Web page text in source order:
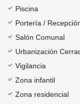
Piscina
Portería /
Salón Comunal
Urbanización
Vigilancia
Zona infantil
Zona residencial